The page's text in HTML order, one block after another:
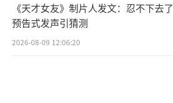
《天才女友》制片人发文：忍不下去了
预告式发声引猜测
2026-08-09 12:06:20